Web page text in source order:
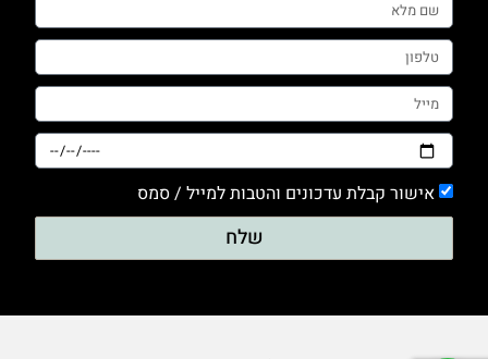
אישור קבלת עדכונים והטבות למייל / סמס
שלח